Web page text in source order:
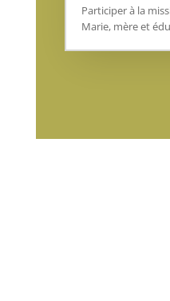
Participer à la
Marie, mère et